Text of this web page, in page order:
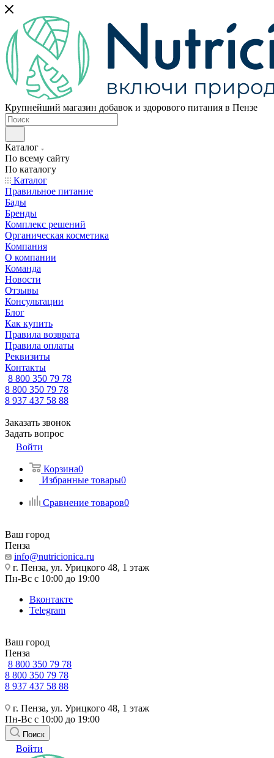
Крупнейший магазин добавок и здорового питания в Пензе
Каталог
По всему сайту
По каталогу
Каталог
Правильное питание
Бады
Бренды
Комплекс решений
Органическая косметика
Компания
О компании
Команда
Новости
Отзывы
Консультации
Блог
Как купить
Правила возврата
Правила оплаты
Реквизиты
Контакты
8 800 350 79 78
8 800 350 79 78
8 937 437 58 88
Заказать звонок
Задать вопрос
Войти
Корзина0
Избранные товары0
Сравнение товаров0
Ваш город
Пенза
info@nutricionica.ru
г. Пенза, ул. Урицкого 48, 1 этаж
Пн-Вс с 10:00 до 19:00
Вконтакте
Telegram
Ваш город
Пенза
8 800 350 79 78
8 800 350 79 78
8 937 437 58 88
г. Пенза, ул. Урицкого 48, 1 этаж
Пн-Вс с 10:00 до 19:00
Поиск
Войти